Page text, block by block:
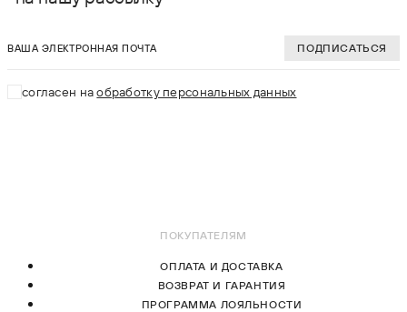
S
ПОДПИСАТЬСЯ
согласен наобработку персональных данных
ПОКУПАТЕЛЯМ
ОПЛАТА И ДОСТАВКА
ВОЗВРАТ И ГАРАНТИЯ
ПРОГРАММА ЛОЯЛЬНОСТИ